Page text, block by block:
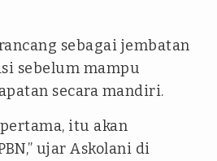
sebagai jembatan
sebelum mampu
secara mandiri.
itu akan
ujar Askolani di